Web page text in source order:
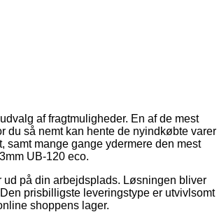
af fragtmuligheder. En af de mest
du så nemt kan hente de nyindkøbte varer
mange gange ydermere den mest
UB-120 eco.
på din arbejdsplads. Løsningen bliver
prisbilligste leveringstype er utvivlsomt
shoppens lager.